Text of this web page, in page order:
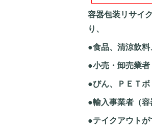
容器包装リサイ
り、
●食品、清涼飲
●小
●びん、ＰＥＴ
●輸入事業者（容
●テイクアウト